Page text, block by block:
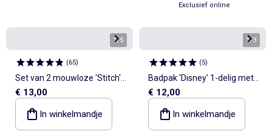
Exclusief online
1/5
(65)
Set van 2 mouwloze 'Stitch'
'Disney' rompertjes
€ 13,00
In winkelmandje
1/3
(5)
Badpak 'Disney' 1-delig met
volants
€ 12,00
In winkelmandje